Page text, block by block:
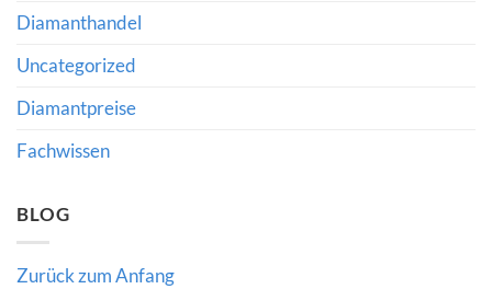
Händler
bedeuten
Diamanthandel
Uncategorized
Diamantpreise
Fachwissen
BLOG
Zurück zum Anfang